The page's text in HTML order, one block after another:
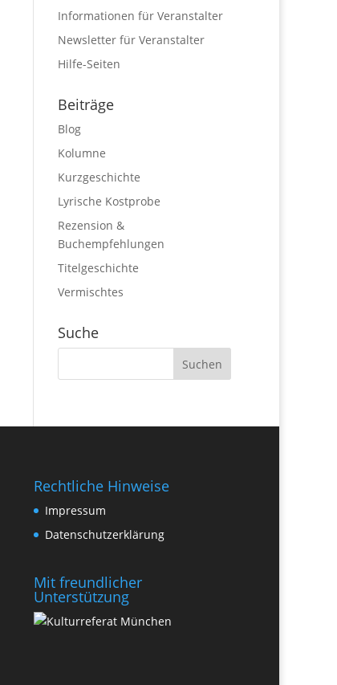
Informationen für Veranstalter
Newsletter für Veranstalter
Hilfe-Seiten
Beiträge
Blog
Kolumne
Kurzgeschichte
Lyrische Kostprobe
Rezension &
Buchempfehlungen
Titelgeschichte
Vermischtes
Suche
Rechtliche Hinweise
Impressum
Datenschutzerklärung
Mit freundlicher
Unterstützung